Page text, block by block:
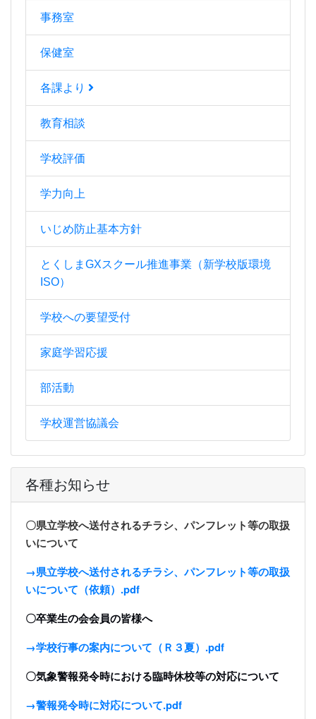
事務室
保健室
各課より
教育相談
学校評価
学力向上
いじめ防止基本方針
とくしまGXスクール推進事業（新学校版環境
ISO）
学校への要望受付
家庭学習応援
部活動
学校運営協議会
各種お知らせ
〇県立学校へ送付されるチラシ、パンフレット等の取扱
いについて
→県立学校へ送付されるチラシ、パンフレット等の取扱
いについて（依頼）.pdf
〇卒業生の会会員の皆様へ
→学校行事の案内について（Ｒ３夏）.pdf
〇気象警報発令時における臨時休校等の対応について
→警報発令時に対応について.pdf